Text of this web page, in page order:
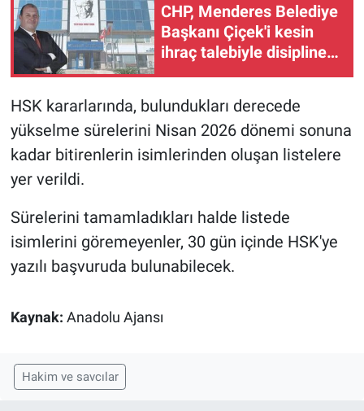
CHP, Menderes Belediye
Başkanı Çiçek'i kesin
ihraç talebiyle disipline
sevk etti
HSK kararlarında, bulundukları derecede
yükselme sürelerini Nisan 2026 dönemi sonuna
kadar bitirenlerin isimlerinden oluşan listelere
yer verildi.
Sürelerini tamamladıkları halde listede
isimlerini göremeyenler, 30 gün içinde HSK'ye
yazılı başvuruda bulunabilecek.
Kaynak: Anadolu Ajansı
Hakim ve savcılar